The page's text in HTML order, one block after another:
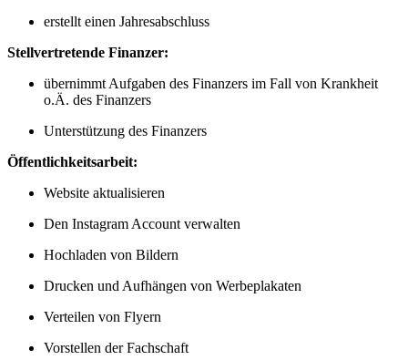
erstellt einen Jahresabschluss
Stellvertretende Finanzer:
übernimmt Aufgaben des Finanzers im Fall von Krankheit
o.Ä. des Finanzers
Unterstützung des Finanzers
Öffentlichkeitsarbeit:
Website aktualisieren
Den Instagram Account verwalten
Hochladen von Bildern
Drucken und Aufhängen von Werbeplakaten
Verteilen von Flyern
Vorstellen der Fachschaft